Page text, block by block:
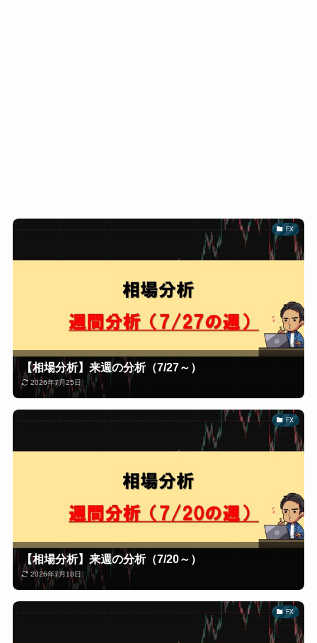
FX
【相場分析】来週の分析（7/27～）
2026年7月25日
FX
【相場分析】来週の分析（7/20～）
2026年7月18日
FX